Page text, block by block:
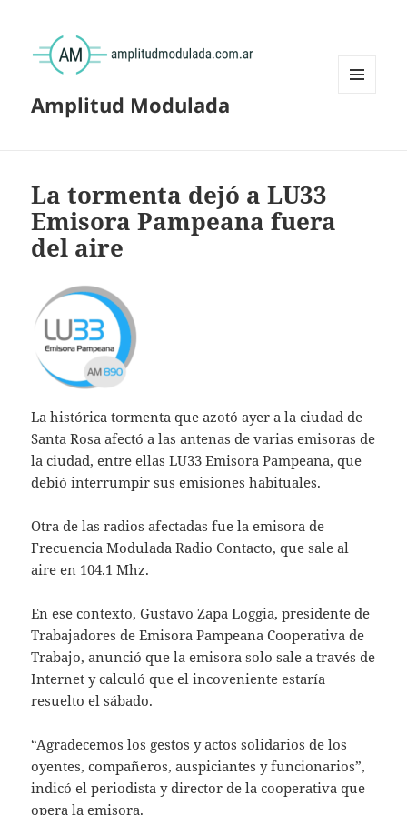
Amplitud Modulada
La tormenta dejó a LU33
Emisora Pampeana fuera
del aire
La histórica tormenta que azotó ayer a la ciudad de
Santa Rosa afectó a las antenas de varias emisoras de
la ciudad, entre ellas LU33 Emisora Pampeana, que
debió interrumpir sus emisiones habituales.
Otra de las radios afectadas fue la emisora de
Frecuencia Modulada Radio Contacto, que sale al
aire en 104.1 Mhz.
En ese contexto, Gustavo Zapa Loggia, presidente de
Trabajadores de Emisora Pampeana Cooperativa de
Trabajo, anunció que la emisora solo sale a través de
Internet y calculó que el incoveniente estaría
resuelto el sábado.
“Agradecemos los gestos y actos solidarios de los
oyentes, compañeros, auspiciantes y funcionarios”,
indicó el periodista y director de la cooperativa que
opera la emisora.